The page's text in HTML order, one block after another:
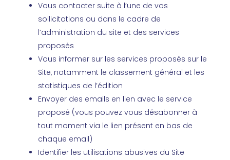
Vous contacter suite à l’une de vos
sollicitations ou dans le cadre de
l’administration du site et des services
proposés
Vous informer sur les services proposés sur le
Site, notamment le classement général et les
statistiques de l’édition
Envoyer des emails en lien avec le service
proposé (vous pouvez vous désabonner à
tout moment via le lien présent en bas de
chaque email)
Identifier les utilisations abusives du Site